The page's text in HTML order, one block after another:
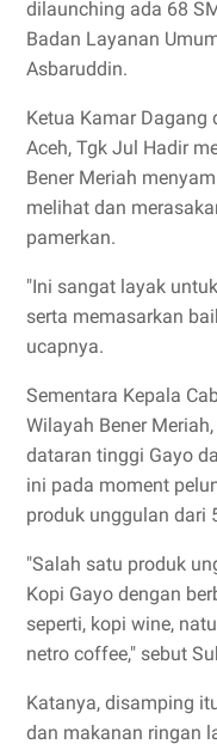
dilaunching ada 68
Badan Layanan
Asbaruddin.
Ketua Kamar Dagang
Aceh, Tgk Jul Hadir
Bener Meriah
melihat dan
pamerkan.
"Ini sangat layak
serta memasarkan
ucapnya.
Sementara Kepala
Wilayah Bener
dataran tinggi Gayo
ini pada moment
produk unggulan dari
"Salah satu produk
Kopi Gayo dengan
seperti, kopi wine,
netro coffee," sebut
Katanya, disamping
dan makanan ringan